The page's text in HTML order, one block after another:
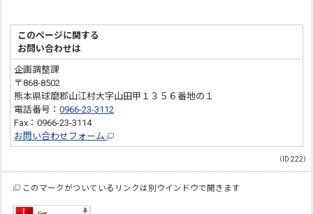
このページに関する
お問い合わせは
企画調整課
〒868-8502
熊本県球磨郡山江村大字山田甲１３５６番地の１
電話番号：0966-23-3112
Fax：0966-23-3114
お問い合わせフォーム
（ID:222）
このマークがついているリンクは別ウインドウで開きます